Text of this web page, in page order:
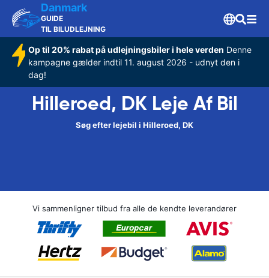
Danmark
GUIDE
TIL BILUDLEJNING
Op til 20% rabat på udlejningsbiler i hele verden Denne
kampagne gælder indtil 11. august 2026 - udnyt den i
dag!
Hilleroed, DK Leje Af Bil
Søg efter lejebil i Hilleroed, DK
Vi sammenligner tilbud fra alle de kendte leverandører